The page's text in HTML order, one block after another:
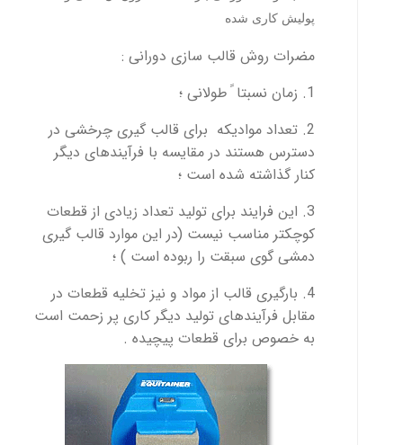
پولیش کاری شده
مضرات روش قالب سازی دورانی :
2. تعداد موادیکه برای قالب گیری چرخشی در
دسترس هستند در مقایسه با فرآیندهای دیگر
کنار گذاشته شده است ؛
3. این فرایند برای تولید تعداد زیادی از قطعات
کوچکتر مناسب نیست (در این موارد قالب گیری
دمشی گوی سبقت را ربوده است ) ؛
4. بارگیری قالب از مواد و نیز تخلیه قطعات در
مقابل فرآیندهای تولید دیگر کاری پر زحمت است
به خصوص برای قطعات پیچیده .